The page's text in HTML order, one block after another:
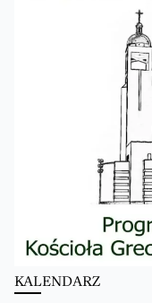
KALENDARZ